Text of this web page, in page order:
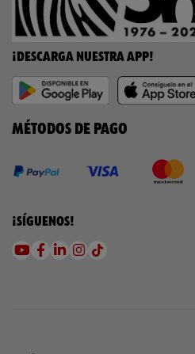
¡DESCARGA NUESTRA APP!
MÉTODOS DE PAGO
¡SÍGUENOS!